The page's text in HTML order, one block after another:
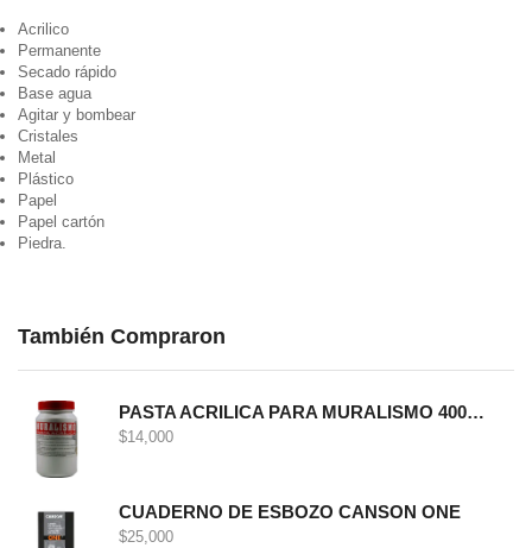
Acrilico
Permanente
Secado rápido
Base agua
Agitar y bombear
Cristales
Metal
Plástico
Papel
Papel cartón
Piedra.
También Compraron
PASTA ACRILICA PARA MURALISMO 400 GRS
$14,000
CUADERNO DE ESBOZO CANSON ONE
$25,000